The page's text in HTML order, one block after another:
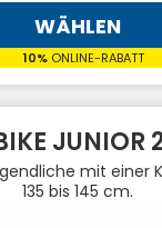
WÄHLEN
10%ONLINE-RABATT
JUNIOR
mit einer
135 bis 145 cm.